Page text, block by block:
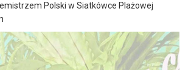
Polski w Siatkówce Plażowej